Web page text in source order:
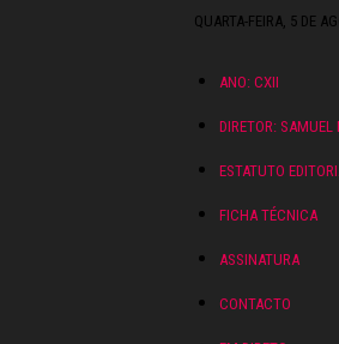
QUARTA-FEIRA, 5 DE
ANO: CXII
DIRETOR: SAMUEL
ESTATUTO
FICHA TÉCNICA
ASSINATURA
CONTACTO